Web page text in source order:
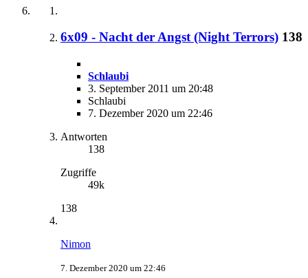
6x09 - Nacht der Angst (Night Terrors) 138
Schlaubi
3. September 2011 um 20:48
Schlaubi
7. Dezember 2020 um 22:46
Antworten
138
Zugriffe
49k
138
Nimon
7. Dezember 2020 um 22:46